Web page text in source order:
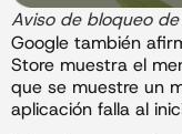
Aviso de bloqueo
Google también
Store muestra el
que se muestre un
aplicación falla al